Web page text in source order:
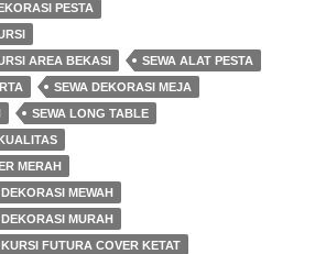
PESTA
AREA BEKASI
SEWA ALAT PESTA
SEWA DEKORASI MEJA
SEWA LONG TABLE
MERAH
MEWAH
MURAH
FUTURA COVER KETAT